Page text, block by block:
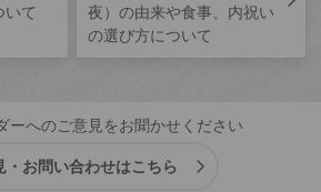
いて
夜）の由来や食事、内祝い
の選び方について
ーへのご意見をお聞かせください
・お問い合わせはこちら